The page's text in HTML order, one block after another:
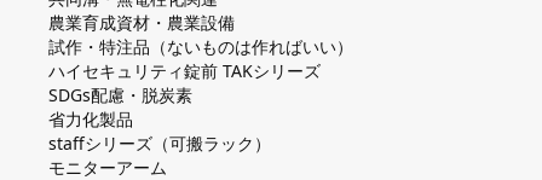
農業育成資材・農業設備
試作・特注品（ないものは作ればいい）
ハイセキュリティ錠前 TAKシリーズ
SDGs配慮・脱炭素
省力化製品
staffシリーズ（可搬ラック）
モニターアーム